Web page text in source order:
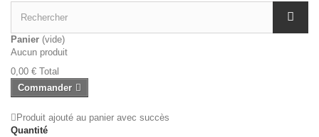
Panier (vide)
Aucun produit
0,00 € Total
Commander
Produit ajouté au panier avec succès
Quantité